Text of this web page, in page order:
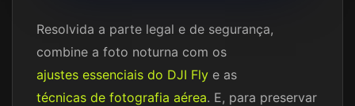
Resolvida a parte legal e de segurança,
combine a foto noturna com os
ajustes essenciais do DJI Fly e as
técnicas de fotografia aérea. E, para preservar